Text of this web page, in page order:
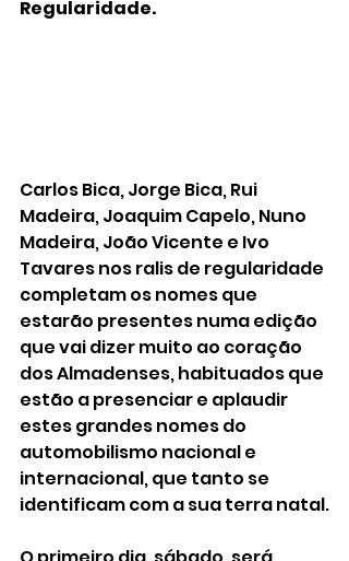
Regularidade.
Carlos Bica, Jorge Bica, Rui
Madeira, Joaquim Capelo, Nuno
Madeira, João Vicente e Ivo
Tavares nos ralis de regularidade
completam os nomes que
estarão presentes numa edição
que vai dizer muito ao coração
dos Almadenses, habituados que
estão a presenciar e aplaudir
estes grandes nomes do
automobilismo nacional e
internacional, que tanto se
identificam com a sua terra natal.